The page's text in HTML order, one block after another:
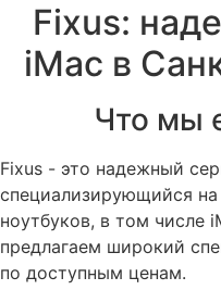
Fixus:
iMac в
Что мы
Fixus - это надежный
специализирующийся
ноутбуков, в том числе
предлагаем широкий
по доступным ценам.